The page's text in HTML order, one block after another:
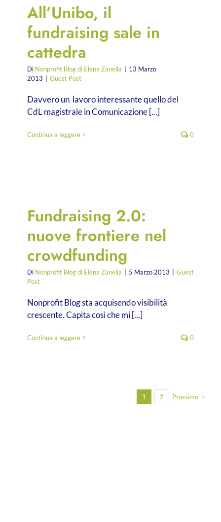
All’Unibo, il
fundraising sale in
cattedra
Di Nonprofit Blog di Elena Zanella | 13 Marzo
2013 | Guest Post
Davvero un lavoro interessante quello del
CdL magistrale in Comunicazione [...]
Continua a leggere 0
Fundraising 2.0:
nuove frontiere nel
crowdfunding
Di Nonprofit Blog di Elena Zanella | 5 Marzo 2013 | Guest
Post
Nonprofit Blog sta acquisendo visibilità
crescente. Capita così che mi [...]
Continua a leggere 0
1 2 Prossimo